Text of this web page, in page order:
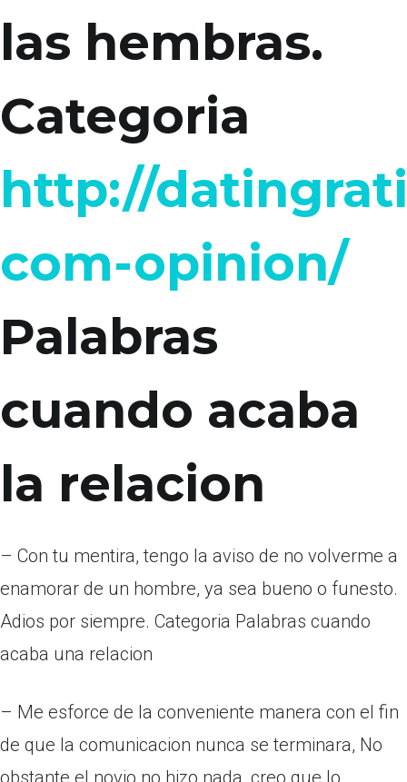
las hembras.
Categoria
http://
com-opinion/
Palabras
cuando acaba
la relacion
– Con tu mentira, tengo la aviso de no volverme a
enamorar de un hombre, ya sea bueno o funesto.
Adios por siempre. Categoria Palabras cuando
acaba una relacion
– Me esforce de la conveniente manera con el fin
de que la comunicacion nunca se terminara, No
obstante el novio no hizo nada, creo que lo